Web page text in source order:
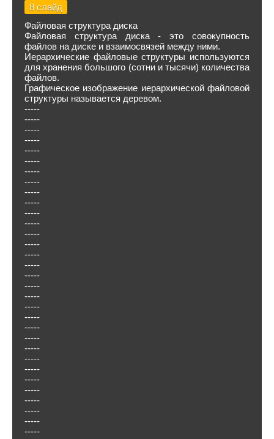
8 слайд
Файловая структура диска
Файловая структура диска - это совокупность
файлов на диске и взаимосвязей между ними.
Иерархические файловые структуры используются
для хранения большого (сотни и тысячи) количества
файлов.
Графическое изображение иерархической файловой
структуры называется деревом.
-----
-----
-----
-----
-----
-----
-----
-----
-----
-----
-----
-----
-----
-----
-----
-----
-----
-----
-----
-----
-----
-----
-----
-----
-----
-----
-----
-----
-----
-----
-----
-----